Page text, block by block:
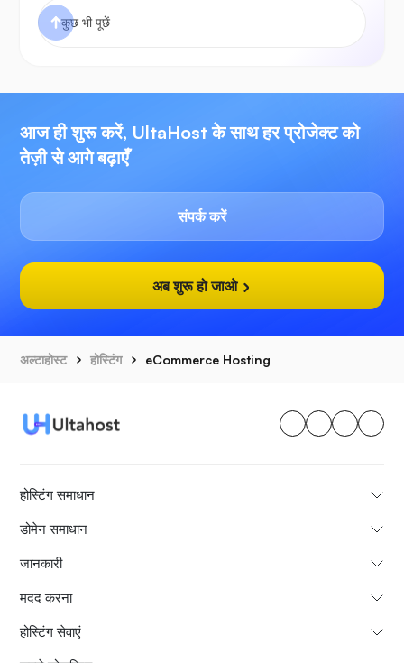
आज ही शुरू करें, UltaHost के साथ हर प्रोजेक्ट को
तेज़ी से आगे बढ़ाएँ
संपर्क करें
अब शुरू हो जाओ
अल्टाहोस्ट होस्टिंग eCommerce Hosting
होस्टिंग समाधान
डोमेन समाधान
जानकारी
मदद करना
होस्टिंग सेवाएं